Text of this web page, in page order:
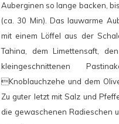
Auberginen so lange backen,
(ca. 30 Min). Das lauwarme
mit einem Löffel aus der
Tahina, dem Limettensaft,
kleingeschnittenen
Knoblauchzehe und dem
Zu guter letzt mit Salz und
die gewaschenen Radieschen